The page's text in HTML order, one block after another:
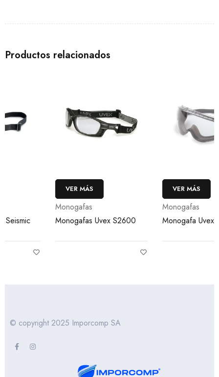
Productos relacionados
Monogafas Uvex S2600
Monogafa Uvex S3960
© copyright 2025 Imporcomp SA